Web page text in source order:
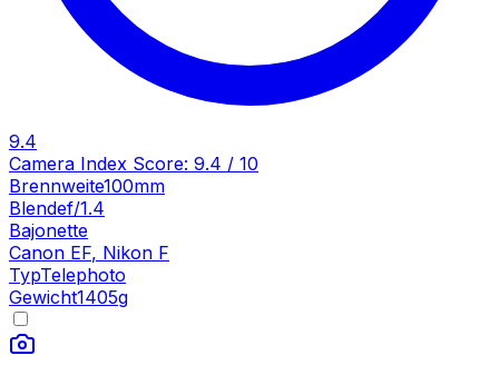
9.4
Camera Index Score: 9.4 / 10
Brennweite100mm
Blendef/1.4
Bajonette
Canon EF, Nikon F
TypTelephoto
Gewicht1405g